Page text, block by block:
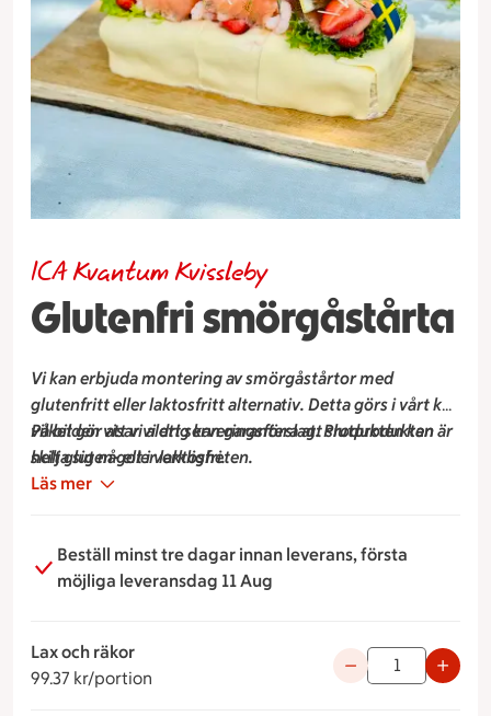
Glutenfri smörgåstårta
ICA Kvantum Kvissleby
Vi kan erbjuda montering av smörgåstårtor med
glutenfritt eller laktosfritt alternativ. Detta görs i vårt kök
vilket gör att vi aldrig kan garantera att slutprodukten är
helt gluten- eller laktosfri.
På bilden visar vi ett serveringsförslag. Produkten kan
skilja sig något i verkligheten.
Läs mer
Beställ minst tre dagar innan leverans, första
möjliga leveransdag 11 Aug
Lax och räkor
99.37 kr/portion
99.37 kronor per portion
Använd